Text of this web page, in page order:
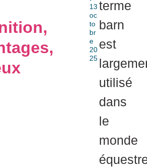
13
oc
to
br
e
20
25
terme
barn
est
utilisé
dans
le
monde